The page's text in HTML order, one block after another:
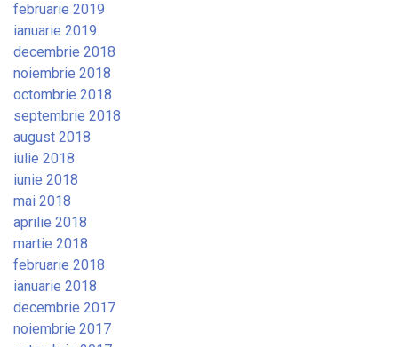
februarie 2019
ianuarie 2019
decembrie 2018
noiembrie 2018
octombrie 2018
septembrie 2018
august 2018
iulie 2018
iunie 2018
mai 2018
aprilie 2018
martie 2018
februarie 2018
ianuarie 2018
decembrie 2017
noiembrie 2017